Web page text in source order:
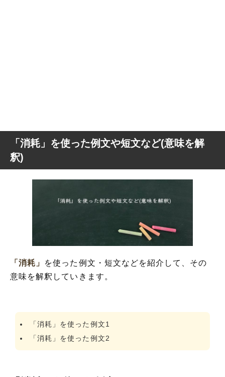
「消耗」を使った例文や短文など(意味を解
釈)
「消耗」
を使った例文・短文などを紹介して、その
意味を解釈していきます。
「消耗」を使った例文1
「消耗」を使った例文2